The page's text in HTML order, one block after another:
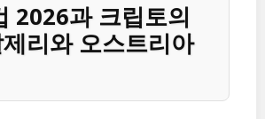
2026과 크립토의
리와 오스트리아